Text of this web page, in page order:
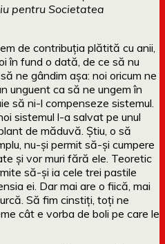
pentru Societatea
de contribuția plătită cu anii,
în fund o dată, de ce să nu
ne gândim așa: noi oricum ne
unguent ca să ne ungem în
să ni-l compenseze sistemul.
sistemul l-a salvat pe unul
de măduvă. Știu, o să
nu-și permit să-și cumpere
și vor muri fără ele. Teoretic
să-și ia cele trei pastile
ei. Dar mai are o fiică, mai
Să fim cinstiți, toți ne
cât e vorba de boli pe care le